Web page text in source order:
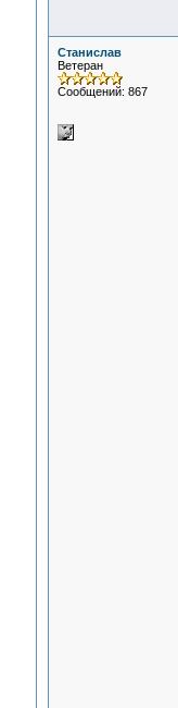
Станислав
Ветеран
Сообщений: 867